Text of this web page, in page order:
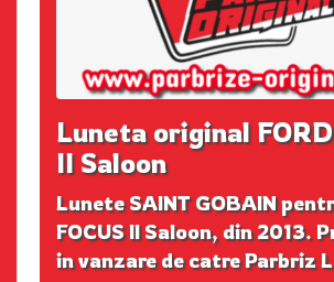
Luneta original FORD
II Saloon
Lunete SAINT GOBAIN
FOCUS II Saloon, din 2013.
in vanzare de catre Parbriz